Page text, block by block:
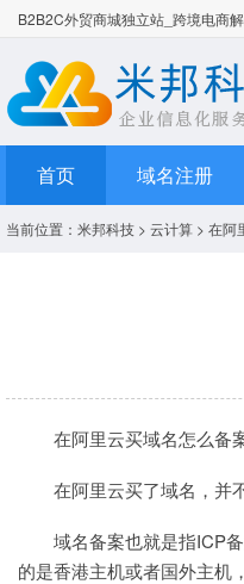
B2B2C外贸商城独立站_跨境电商
首页 域名注册
当前位置： 米邦科技 > 云计算 > 在阿
在阿里云买域名怎么备
在阿里云买了域名，并
域名备案也就是指ICP
的是香港主机或者国外主机